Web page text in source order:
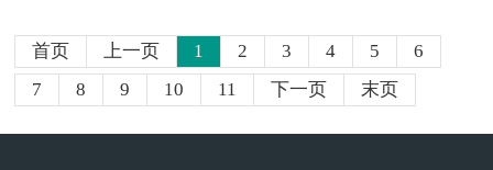
首页 上一页 1 2 3 4 5
6
7
8 9 10 11 下一页 末页